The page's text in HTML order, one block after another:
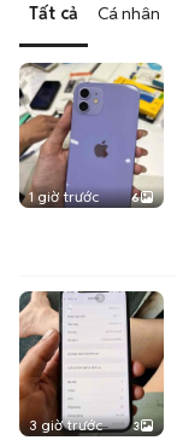
Tất cả Cá nhân
1 giờ trước 6
3 giờ trước 3